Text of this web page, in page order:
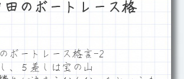
のボートレース格
ボートレース格言-2
、５差しは宝の山